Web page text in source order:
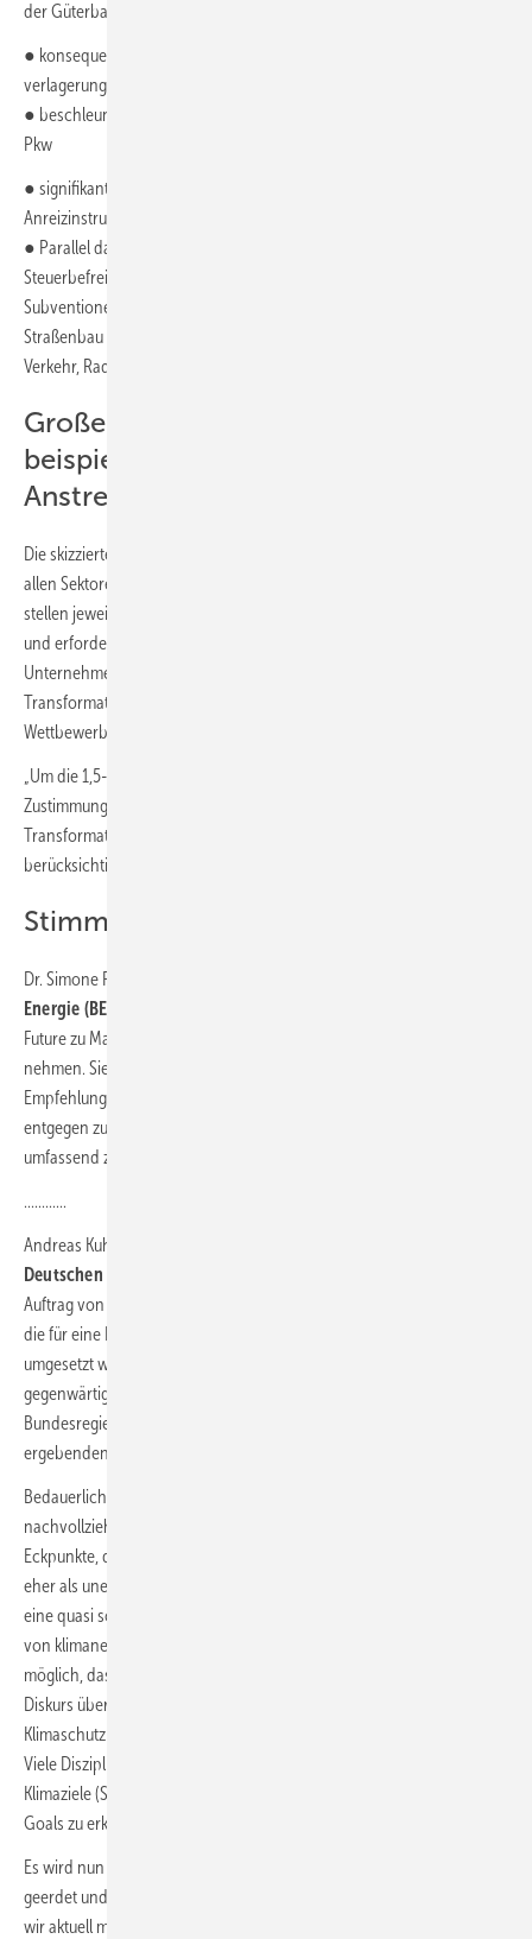
der Güterbahn. Den Verkehr betreffende Schritte sind insbesondere:
● konsequente Maßnahmen für Verkehrsvermeidung und -
verlagerung
● beschleunigte Einführung alternativer Antriebe, vor allem Elektro-
Pkw
● signifikant höhere CO
Anreizinstrument
● Parallel dazu: Abschaffung klimaschädlicher Subventionen wie
Steuerbefreiung von Flugbenzin, Dieselprivileg, Dienstwagenprivileg,
Subventionen für Regionalflughäfen, bevorzugter Investitionen in
Straßenbau und stattdessen beschleunigter Ausbau von öffentlichem
Verkehr, Rad- und Fußinfrastruktur.
Große Herausforderungen erfordern
beispiellose politische
Anstrengungen
Die skizzierten Szenarien zur Zielerreichung bis 2035 erfordern in
allen Sektoren die parallele Umsetzung vielfältiger Maßnahmen. Sie
stellen jeweils für sich stehend schon große Herausforderungen dar
und erfordern beispiellose politische Anstrengungen. Auch
Unternehmen müssen bereit sein und die Möglichkeit haben, den
Transformationsprozess mitzugestalten – ohne die globale
Wettbewerbsfähigkeit einzubüßen.
„Um die 1,5-°C-Grenze einzuhalten, ist vor allem aber die breite
Zustimmung der Gesellschaft notwendig. Dafür muss der
Transformationspfad gerecht ausgestaltet und soziale Aspekte
berücksichtigt werden“, mahnt Fischedick.
Stimmen aus der Branche
Dr. Simone Peter, Präsidentin des
Energie (BEE)
Future zu Maßnahmen einer drastischen CO
nehmen. Sie beruhen auf wissenschaftlicher Expertise und der
Empfehlung, der fortschreitenden Klimakrise entschiedener als bisher
entgegen zu treten und die technologischen Chancen in Deutschland
umfassend zu nutzen.“
............
Andreas Kuhlmann, Vorsitzender der Geschäftsführung der
Deutschen Energie-Agentur (dena)
Auftrag von Fridays for Future erstellte Studie beschreibt Eckpunkte,
die für eine Klimaneutralität Deutschlands bereits im Jahr 2035
umgesetzt werden müssten. Sie weist zu Recht darauf hin, dass die
gegenwärtigen ebenfalls sehr ambitionierten Zielvorgaben der
Bundesregierung für die sich aus dem Pariser Klimaabkommen
ergebenden Zielvorgaben für Deutschland nicht ausreichen.
Bedauerlicherweise fehlt es den darin beschriebenen Eckpunkten an
nachvollziehbaren Machbarkeitspfaden. Sie enthält im Gegenteil
Eckpunkte, die ein Erreichen der von dieser Studie anvisierten Ziele
eher als unerreichbar erscheinen lässt. Zu nennen ist hier beispielhaft
eine quasi sofortige 4%ige Sanierungsrate oder der großskalige Import
von klimaneutralem Wasserstoff bis 2035. Es ist daher durchaus
möglich, dass diese Studie dem dringend erforderlichen konkreten
Diskurs über eine zielführende Rahmensetzung eher im Wege steht.
Klimaschutz ist eine allumfassende gesellschaftliche Herausforderung.
Viele Disziplinen sind hier gefragt, was auch im Kontext der Pariser
Klimaziele (SDG13) und all den anderen Sustainable Development
Goals zu erkennen ist.
Es wird nun höchste Zeit, dass die damit verbundenen Diskussionen
geerdet und mit konkreten Pfaden unterlegt werden. Daran arbeiten
wir aktuell mit einer Vielzahl von Stakeholdern und Gutachtern in der